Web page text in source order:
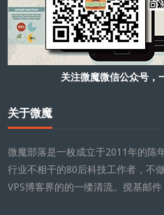
关注微魔微信公众号，
关于微魔
微魔部落是一枚成立于2011年的陈
行业不相干的80后科技工作者，不
VPS博客界的的一缕清流。搅基邮